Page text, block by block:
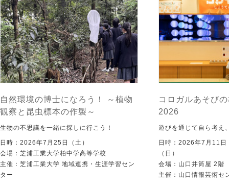
自然環境の博士になろう！ ～植物
観察と昆虫標本の作製～
生物の不思議を一緒に探しに行こう！
日時：2026年7月25日（土）
会場：芝浦工業大学柏中学高等学校
主催：芝浦工業大学 地域連携・生涯学習セン
ター
コロガルあそび
2026
遊びを通じて自ら考え
日時：2026年7月11
（日）
会場：山口井筒屋 2階
主催：山口情報芸術セ